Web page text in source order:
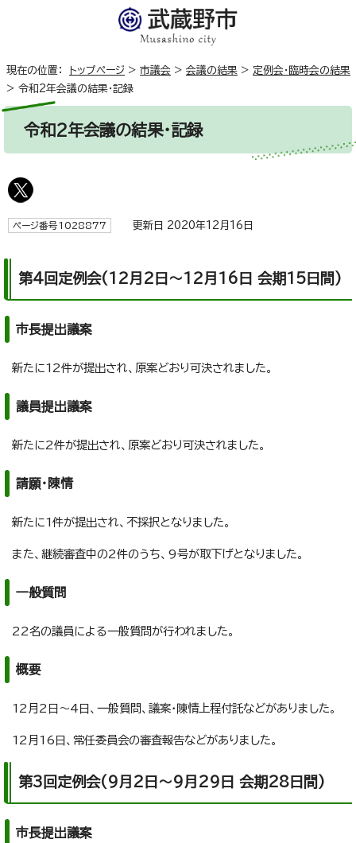
現在の位置： トップページ > 市議会 > 会議の結果 > 定例会・臨時会の結果
> 令和2年会議の結果・記録
令和2年会議の結果・記録
ページ番号1028877 更新日 2020年12月16日
第4回定例会(12月2日～12月16日 会期15日間)
市長提出議案
新たに12件が提出され、原案どおり可決されました。
議員提出議案
新たに2件が提出され、原案どおり可決されました。
請願・陳情
新たに1件が提出され、不採択となりました。
また、継続審査中の2件のうち、9号が取下げとなりました。
一般質問
22名の議員による一般質問が行われました。
概要
12月2日～4日、一般質問、議案・陳情上程付託などがありました。
12月16日、常任委員会の審査報告などがありました。
第3回定例会(9月2日～9月29日 会期28日間)
市長提出議案